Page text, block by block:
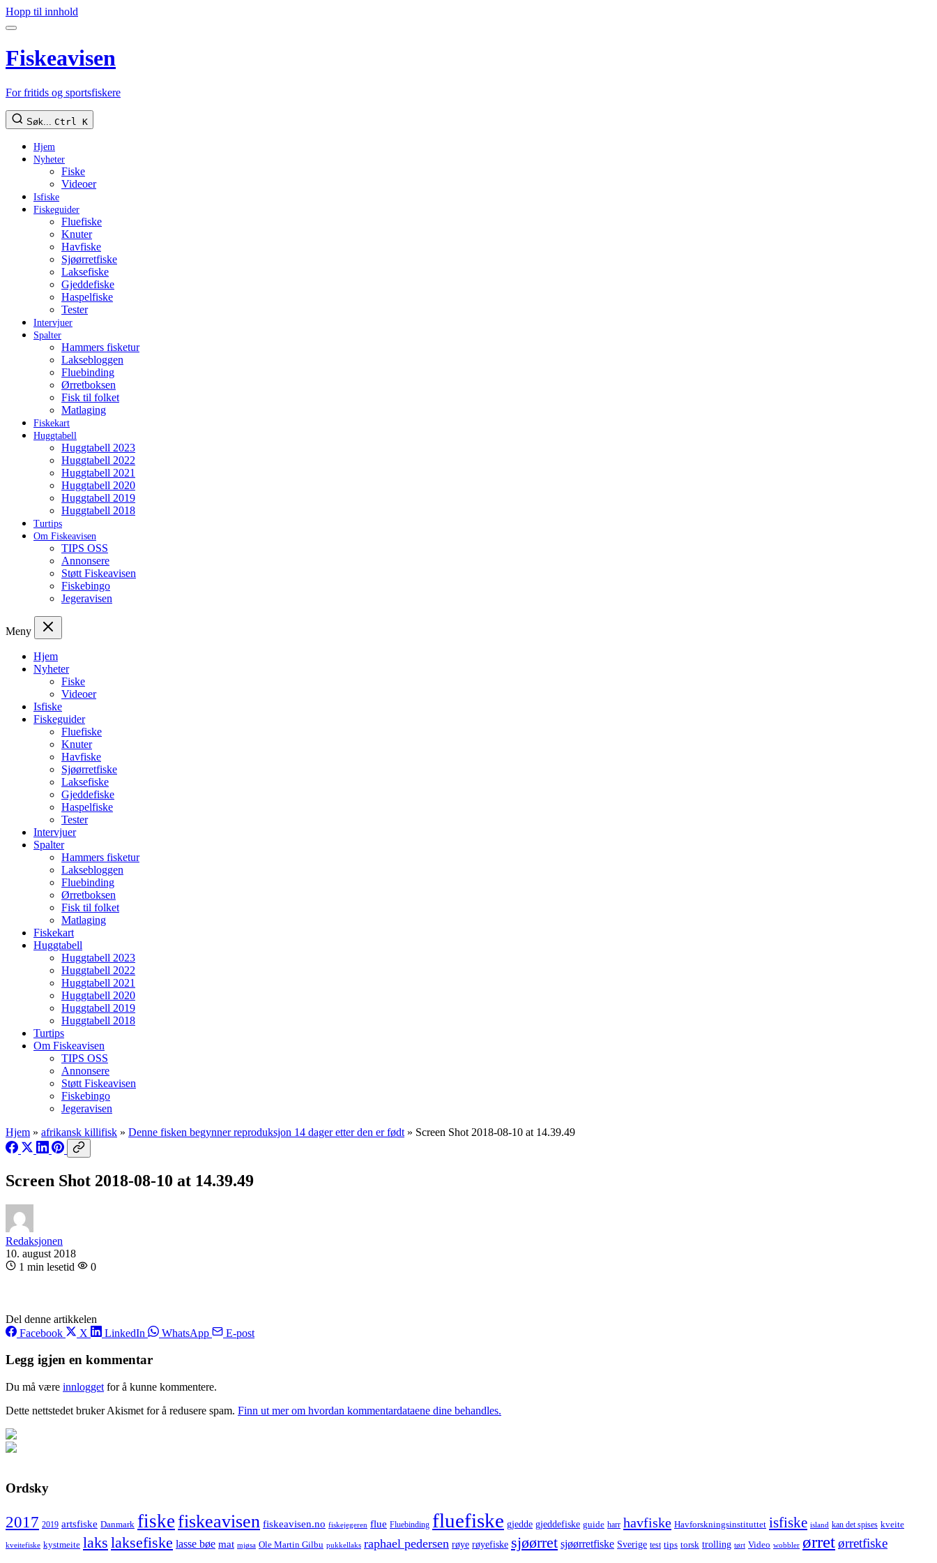
Hopp til innhold
Fiskeavisen
For fritids og sportsfiskere
Søk... Ctrl K
Hjem
Nyheter
Fiske
Videoer
Isfiske
Fiskeguider
Fluefiske
Knuter
Havfiske
Sjøørretfiske
Laksefiske
Gjeddefiske
Haspelfiske
Tester
Intervjuer
Spalter
Hammers fisketur
Laksebloggen
Fluebinding
Ørretboksen
Fisk til folket
Matlaging
Fiskekart
Huggtabell
Huggtabell 2023
Huggtabell 2022
Huggtabell 2021
Huggtabell 2020
Huggtabell 2019
Huggtabell 2018
Turtips
Om Fiskeavisen
TIPS OSS
Annonsere
Støtt Fiskeavisen
Fiskebingo
Jegeravisen
Meny
Hjem
Nyheter
Fiske
Videoer
Isfiske
Fiskeguider
Fluefiske
Knuter
Havfiske
Sjøørretfiske
Laksefiske
Gjeddefiske
Haspelfiske
Tester
Intervjuer
Spalter
Hammers fisketur
Laksebloggen
Fluebinding
Ørretboksen
Fisk til folket
Matlaging
Fiskekart
Huggtabell
Huggtabell 2023
Huggtabell 2022
Huggtabell 2021
Huggtabell 2020
Huggtabell 2019
Huggtabell 2018
Turtips
Om Fiskeavisen
TIPS OSS
Annonsere
Støtt Fiskeavisen
Fiskebingo
Jegeravisen
Hjem » afrikansk killifisk » Denne fisken begynner reproduksjon 14 dager etter den er født » Screen Shot 2018-08-10 at 14.39.49
Screen Shot 2018-08-10 at 14.39.49
Redaksjonen
10. august 2018
1 min lesetid
0
Del denne artikkelen
Facebook
X LinkedIn WhatsApp E-post
Legg igjen en kommentar
Du må være innlogget for å kunne kommentere.
Dette nettstedet bruker Akismet for å redusere spam. Finn ut mer om hvordan kommentardataene dine behandles.
Ordsky
2017 2019 artsfiske Danmark fiskefiskeavisen fiskeavisen.no fiskejegeren flue Fluebinding fluefiske gjedde gjeddefiske guide harr havfiske Havforskningsinstituttet isfiske island kan det spises kveite
kveitefiske kystmeite laks laksefiske lasse bøe mat mjøsa Ole Martin Gilbu pukkellaks raphael pedersen røye røyefiske sjøørret sjøørretfiske Sverige test tips torsk trolling tørt Video wobbler ørretørretfiske